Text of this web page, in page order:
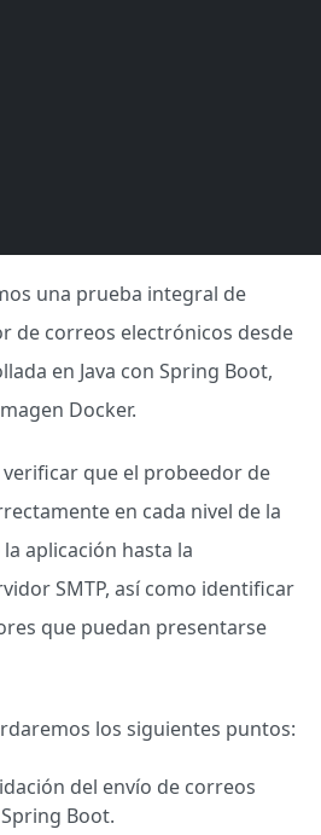
una prueba integral de
de correos electrónicos desde
en Java con Spring Boot,
Docker.
que el probeedor de
en cada nivel de la
aplicación hasta la
SMTP, así como identificar
que puedan presentarse
los siguientes puntos:
del envío de correos
Boot.